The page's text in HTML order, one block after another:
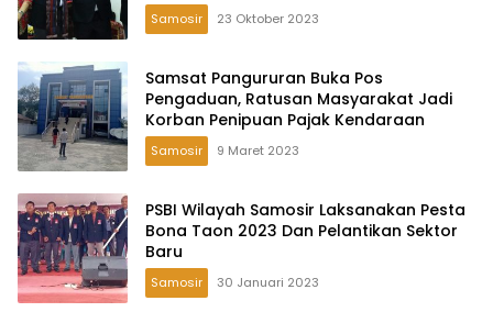
Samosir 23 Oktober 2023
Samsat Pangururan Buka Pos
Pengaduan, Ratusan Masyarakat Jadi
Korban Penipuan Pajak Kendaraan
Samosir 9 Maret 2023
PSBI Wilayah Samosir Laksanakan Pesta
Bona Taon 2023 Dan Pelantikan Sektor
Baru
Samosir 30 Januari 2023